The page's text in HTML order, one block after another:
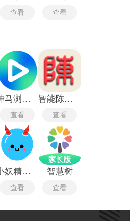
查看 查看
神马浏览器电视版
查看
智能陈桥五笔最新版
查看
小妖精美化旧版本
查看
智慧树
查看